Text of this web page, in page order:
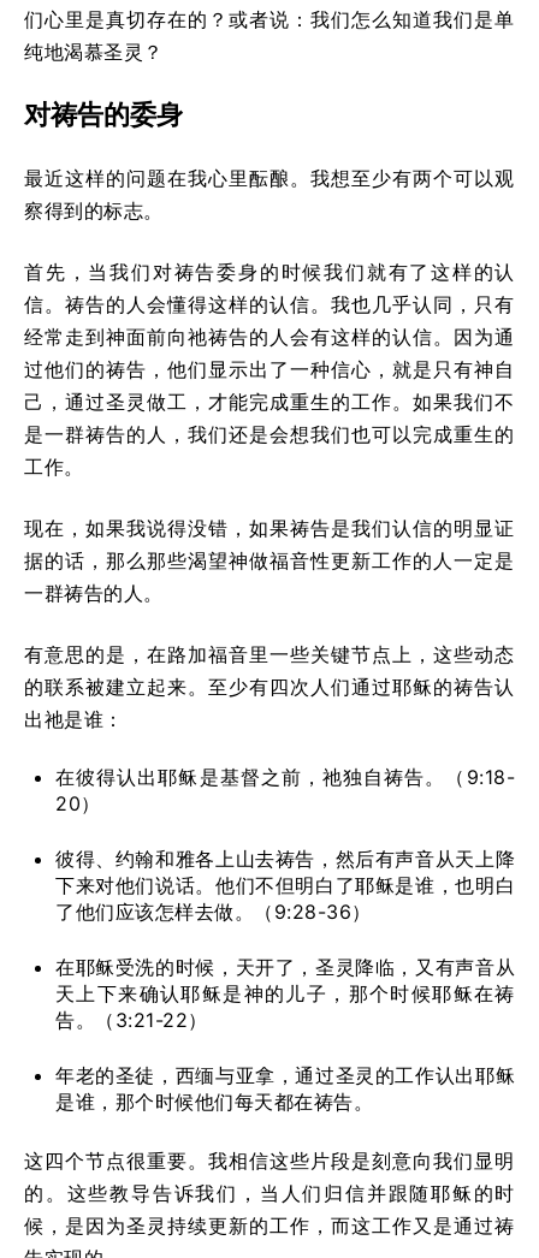
们心里是真切存在的？或者说：我们怎么知道我们是单
纯地渴慕圣灵？
对祷告的委身
最近这样的问题在我心里酝酿。我想至少有两个可以观
察得到的标志。
首先，当我们对祷告委身的时候我们就有了这样的认
信。祷告的人会懂得这样的认信。我也几乎认同，只有
经常走到神面前向祂祷告的人会有这样的认信。因为通
过他们的祷告，他们显示出了一种信心，就是只有神自
己，通过圣灵做工，才能完成重生的工作。如果我们不
是一群祷告的人，我们还是会想我们也可以完成重生的
工作。
现在，如果我说得没错，如果祷告是我们认信的明显证
据的话，那么那些渴望神做福音性更新工作的人一定是
一群祷告的人。
有意思的是，在路加福音里一些关键节点上，这些动态
的联系被建立起来。至少有四次人们通过耶稣的祷告认
出祂是谁：
在彼得认出耶稣是基督之前，祂独自祷告。（9:18-
20）
彼得、约翰和雅各上山去祷告，然后有声音从天上降
下来对他们说话。他们不但明白了耶稣是谁，也明白
了他们应该怎样去做。（9:28-36）
在耶稣受洗的时候，天开了，圣灵降临，又有声音从
天上下来确认耶稣是神的儿子，那个时候耶稣在祷
告。（3:21-22）
年老的圣徒，西缅与亚拿，通过圣灵的工作认出耶稣
是谁，那个时候他们每天都在祷告。
这四个节点很重要。我相信这些片段是刻意向我们显明
的。这些教导告诉我们，当人们归信并跟随耶稣的时
候，是因为圣灵持续更新的工作，而这工作又是通过祷